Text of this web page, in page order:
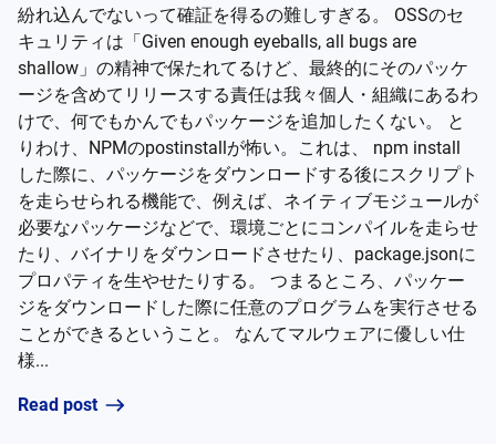
紛れ込んでないって確証を得るの難しすぎる。 OSSのセ
キュリティは「Given enough eyeballs, all bugs are
shallow」の精神で保たれてるけど、最終的にそのパッケ
ージを含めてリリースする責任は我々個人・組織にあるわ
けで、何でもかんでもパッケージを追加したくない。 と
りわけ、NPMのpostinstallが怖い。これは、 npm install
した際に、パッケージをダウンロードする後にスクリプト
を走らせられる機能で、例えば、ネイティブモジュールが
必要なパッケージなどで、環境ごとにコンパイルを走らせ
たり、バイナリをダウンロードさせたり、package.jsonに
プロパティを生やせたりする。 つまるところ、パッケー
ジをダウンロードした際に任意のプログラムを実行させる
ことができるということ。 なんてマルウェアに優しい仕
様...
Read post